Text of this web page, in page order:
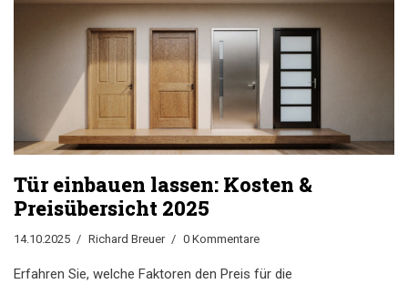
Tür einbauen lassen: Kosten &
Preisübersicht 2025
14.10.2025 Richard Breuer 0 Kommentare
Erfahren Sie, welche Faktoren den Preis für die